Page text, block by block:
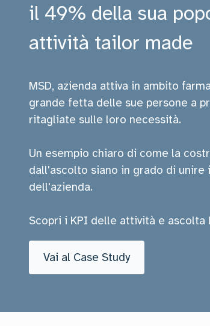
il 49% della sua
attività tailor made
MSD, azienda attiva in ambito
grande fetta delle sue persone a
ritagliate sulle loro necessità.
Un esempio chiaro di come la
dall'ascolto siano in grado di
dell'azienda.
Scopri i KPI delle attività e ascolta
Vai al Case Study